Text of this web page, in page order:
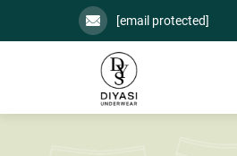
[email protected]